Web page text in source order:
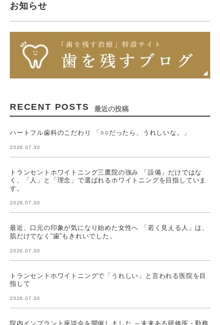
お知らせ
RECENT POSTS 最近の投稿
ハートフル歯科のこだわり 「○○だったら、うれしいな。」
2026.07.30
トランセントホワイトニング三鷹院の強み 「設備」だけではな
く、「人」と「理念」で選ばれるホワイトニングを目指していま
す。
2026.07.30
最近、口元の印象が気になり始めた女性へ 「若く見える人」は、
肌だけでなく“歯”もきれいでした。
2026.07.30
トランセントホワイトニングで「うれしい」と言われる医院を目
指して
2026.07.30
院内インプラント座談会を開催しました ～未来ある研修医・勤務